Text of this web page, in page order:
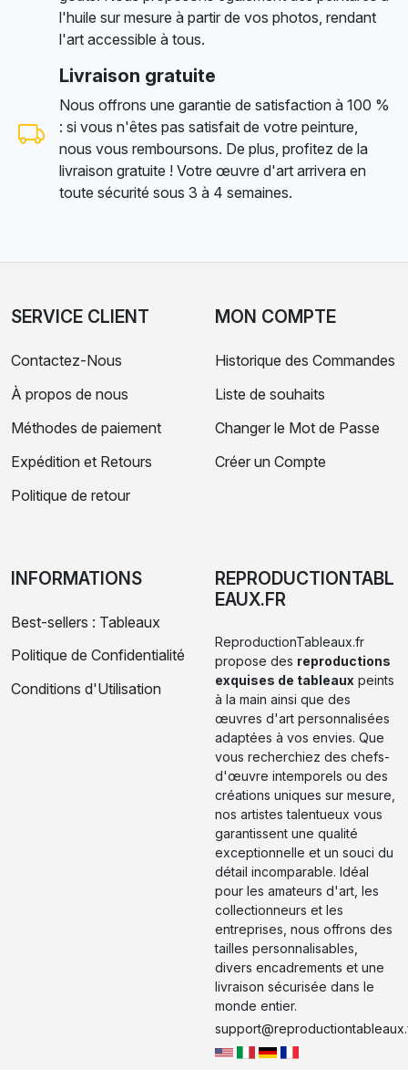
l'huile sur mesure à partir de vos photos, rendant
l'art accessible à tous.
Livraison gratuite
Nous offrons une garantie de satisfaction à 100 %
: si vous n'êtes pas satisfait de votre peinture,
nous vous remboursons. De plus, profitez de la
livraison gratuite ! Votre œuvre d'art arrivera en
toute sécurité sous 3 à 4 semaines.
SERVICE CLIENT
Contactez-Nous
À propos de nous
Méthodes de paiement
Expédition et Retours
Politique de retour
MON COMPTE
Historique des Commandes
Liste de souhaits
Changer le Mot de Passe
Créer un Compte
INFORMATIONS
Best-sellers : Tableaux
Politique de Confidentialité
Conditions d'Utilisation
REPRODUCTIONTABL
EAUX.FR
ReproductionTableaux.fr
propose des reproductions
exquises de tableaux peints
à la main ainsi que des
œuvres d'art personnalisées
adaptées à vos envies. Que
vous recherchiez des chefs-
d'œuvre intemporels ou des
créations uniques sur mesure,
nos artistes talentueux vous
garantissent une qualité
exceptionnelle et un souci du
détail incomparable. Idéal
pour les amateurs d'art, les
collectionneurs et les
entreprises, nous offrons des
tailles personnalisables,
divers encadrements et une
livraison sécurisée dans le
monde entier.